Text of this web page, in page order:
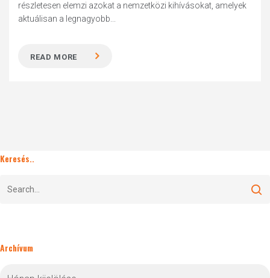
részletesen elemzi azokat a nemzetközi kihívásokat, amelyek
aktuálisan a legnagyobb...
READ MORE
Keresés..
Archívum